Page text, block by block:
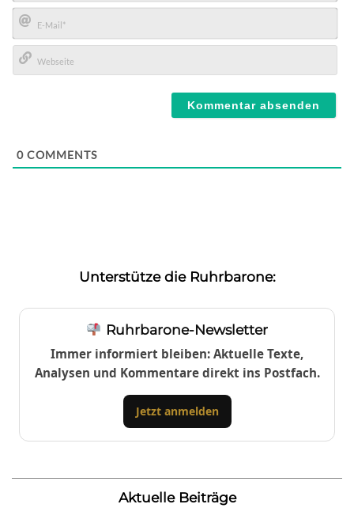
Name*
E-
Mail*
0 COMMENTS
Unterstütze die Ruhrbarone:
Ruhrbarone-Newsletter
Immer informiert bleiben: Aktuelle Texte,
Analysen und Kommentare direkt ins Postfach.
Jetzt anmelden
Aktuelle Beiträge